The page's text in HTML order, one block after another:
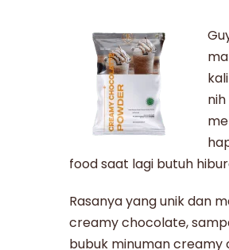
foodsaat lagi butuh
Rasanya yang unik dan
creamy chocolate,
bubuk minuman creamy